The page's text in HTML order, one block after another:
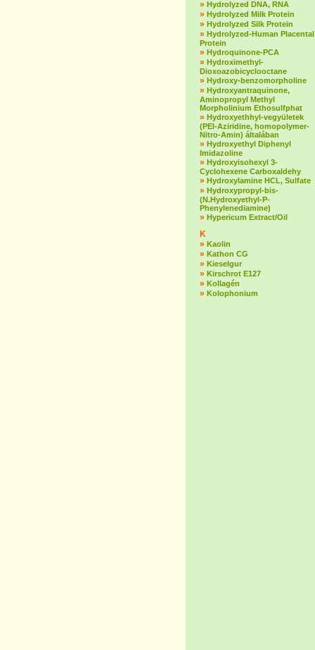
» Hydrolyzed DNA, RNA
» Hydrolyzed Milk Protein
» Hydrolyzed Silk Protein
» Hydrolyzed-Human Placental
Protein
» Hydroquinone-PCA
» Hydroximethyl-
Dioxoazobicyclooctane
» Hydroxy-benzomorpholine
» Hydroxyantraquinone,
Aminopropyl Methyl
Morpholinium Ethosulfphat
» Hydroxyethhyl-vegyületek
(PEI-Aziridine, homopolymer-
Nitro-Amin) általában
» Hydroxyethyl Diphenyl
Imidazoline
» Hydroxyisohexyl 3-
Cyclohexene Carboxaldehy
» Hydroxylamine HCL, Sulfate
» Hydroxypropyl-bis-
(N.Hydroxyethyl-P-
Phenylenediamine)
» Hypericum Extract/Oil
K
» Kaolin
» Kathon CG
» Kieselgur
» Kirschrot E127
» Kollagén
» Kolophonium